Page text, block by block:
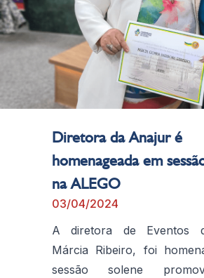
Diretora da Anajur é
homenageada em
na ALEGO
03/04/2024
A diretora de Eventos
Márcia Ribeiro, foi
sessão solene